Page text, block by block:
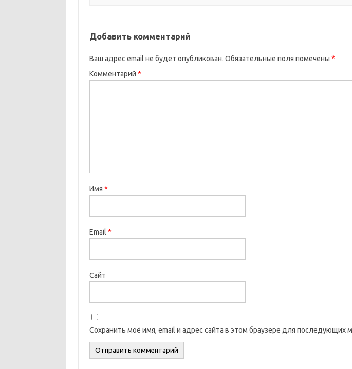
Добавить комментарий
Ваш адрес email не будет опубликован. Обязательные поля помечены *
Комментарий *
Имя *
Email *
Сайт
Сохранить моё имя, email и адрес сайта в этом браузере для последующих